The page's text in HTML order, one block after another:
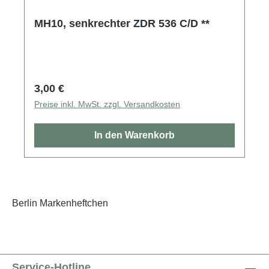
MH10, senkrechter ZDR 536 C/D **
Regulärer Preis:
3,00 €
Preise inkl. MwSt. zzgl. Versandkosten
In den Warenkorb
Berlin Markenheftchen